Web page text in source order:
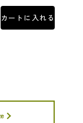
カートに入れる